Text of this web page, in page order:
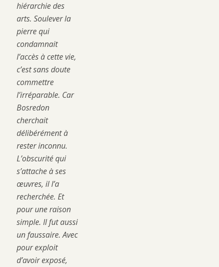
hiérarchie des
arts. Soulever la
pierre qui
condamnait
l’accès à cette vie,
c’est sans doute
commettre
l’irréparable. Car
Bosredon
cherchait
délibérément à
rester inconnu.
L’obscurité qui
s’attache à ses
œuvres, il l’a
recherchée. Et
pour une raison
simple. Il fut aussi
un faussaire. Avec
pour exploit
d’avoir exposé,